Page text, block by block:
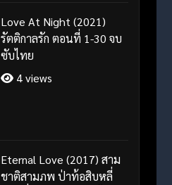
Love At Night (2021)
รัตติกาลรัก ตอนที่ 1-30 จบ
ซับไทย
4 views
Eternal Love (2017) สาม
ชาติสามภพ ป่าท้อสิบหลี่